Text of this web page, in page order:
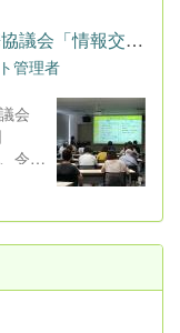
令和８年度 上北地区特別支援連携協議会「情報交流会」 令和...
管理者
会
令和
福祉
００
校保
うだ
で発